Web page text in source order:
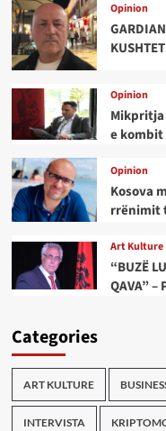
Opinion
Opinion
e
Opinion
Kosova
rrënimit
Art Kulture
“BUZË
QAVA” –
Categories
ART KULTURE
INTERVISTA